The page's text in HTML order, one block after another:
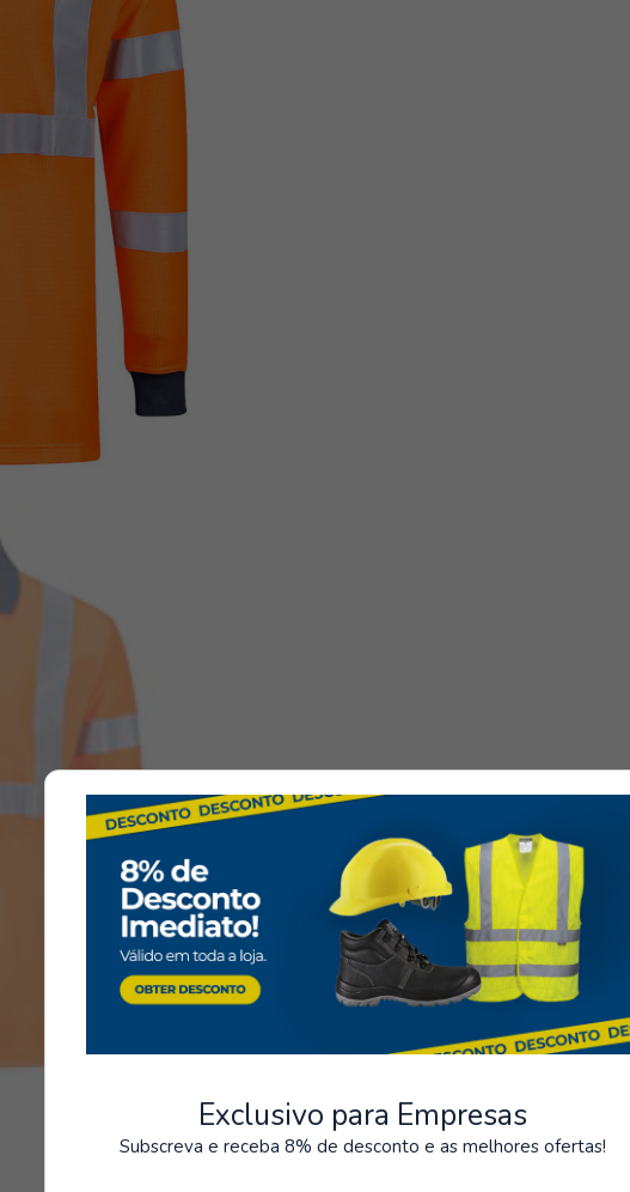
Exclusivo para Empresas
Subscreva e receba 8% de desconto e as melhores ofertas!